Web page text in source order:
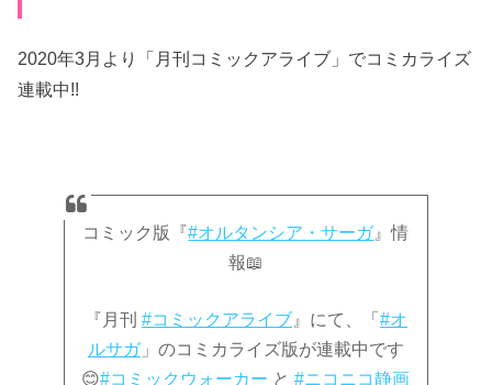
2020年3月より「月刊コミックアライブ」でコミカライズ
連載中!!
コミック版『#オルタンシア・サーガ』情
報📖
『月刊 #コミックアライブ』にて、「 #オ
ルサガ」のコミカライズ版が連載中です
😊#コミックウォーカー と#ニコニコ静画